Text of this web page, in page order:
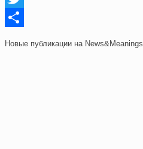
Twitter
Новые публикации на News&Meanings